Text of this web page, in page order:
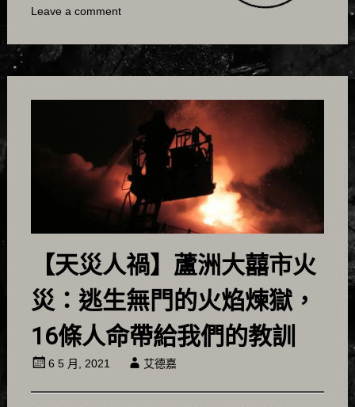
Leave a comment
【天災人禍】蘆洲大囍市火
災：逃生無門的火焰煉獄，
16條人命帶給我們的教訓
6 5 月, 2021 艾德嘉